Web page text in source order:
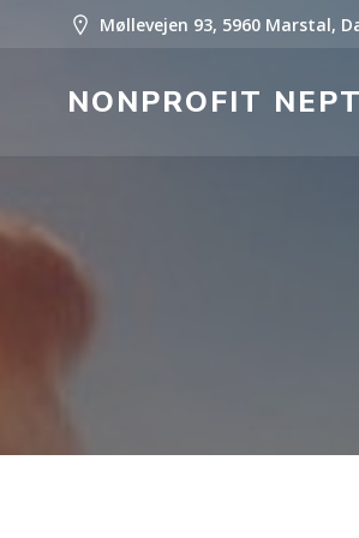
Møllevejen 93, 5960 Marstal,
NONPROFIT